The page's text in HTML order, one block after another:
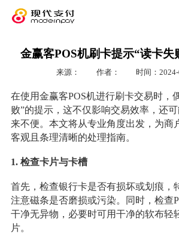
金赢客POS机刷卡提示“读卡失
来源： 作者： 时间：
在使用金赢客POS机进行刷卡交易时，
败”的提示，这不仅影响交易效率，还
来不便。本文将从专业角度出发，为商
客观且条理清晰的处理指南。
1. 检查卡片与卡槽
首先，检查银行卡是否有损坏或划痕，
注意磁条是否磨损或污染。同时，检查
干净无异物，必要时可用干净的软布轻
片。